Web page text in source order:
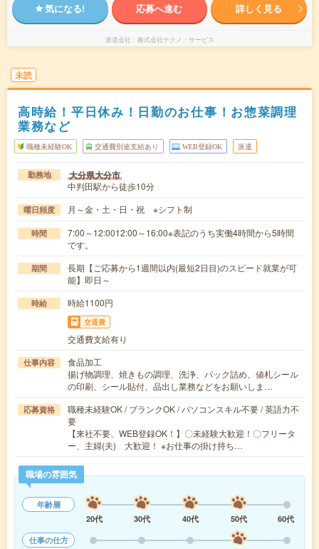
気になる! 応募へ進む 詳しく見る
派遣会社 株式会社テクノ・サービス
未読
高時給！平日休み！日勤のお仕事！お惣菜調理
業務など
職種未経験OK 交通費別途支給あり WEB登録OK 派遣
勤務地 大分県大分市
中判田駅から徒歩10分
曜日頻度 月～金・土・日・祝 ※シフト制
時間
7:00～12:0012:00～16:00※表記のうち実働4時間から5時間
です。
期間
長期【ご応募から1週間以内(最短2日目)のスピード就業が可
能】即日～
時給 時給1100円
交通費
交通費支給有り
仕事内容
食品加工
揚げ物調理、焼きもの調理、洗浄、パック詰め、値札シール
の印刷、シール貼付、品出し業務などをお願いしま…
応募資格
職種未経験OK / ブランクOK / パソコンスキル不要 / 英語力不
要
【来社不要、WEB登録OK！】〇未経験大歓迎！〇フリータ
ー、主婦(夫) 大歓迎！ ※お仕事の掛け持ち…
職場の雰囲気
年齢層
20代
30代 40代 50代
60代
仕事の仕方